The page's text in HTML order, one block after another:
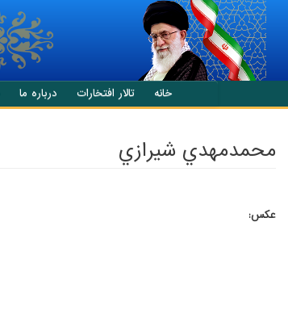
انتقال به محتوای اصلی
خانه تالار افتخارات درباره ما
محمدمهدي شيرازي
عکس: